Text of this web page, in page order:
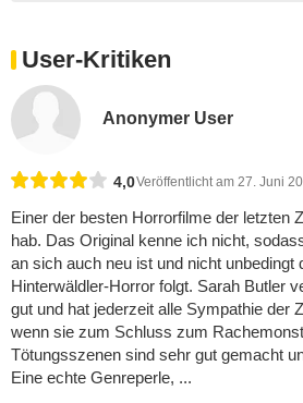
User-Kritiken
Anonymer User
4,0Veröffentlicht am 27. Juni
Einer der besten Horrorfilme der letzten
hab. Das Original kenne ich nicht,
an sich auch neu ist und nicht unbedingt
Hinterwäldler-Horror folgt. Sarah Butler
gut und hat jederzeit alle Sympathie der
wenn sie zum Schluss zum
Tötungsszenen sind sehr gut gemacht
Eine echte Genreperle, ...